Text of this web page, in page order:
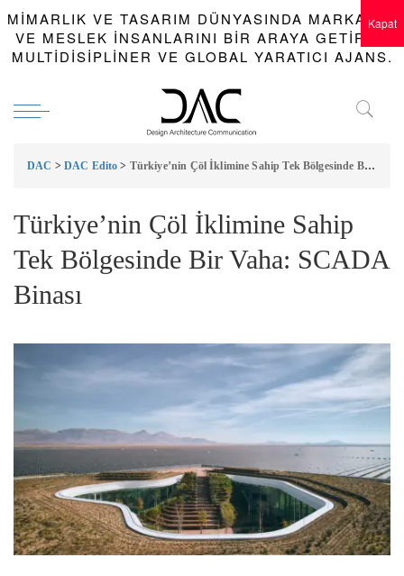
MIMARLIK VE TASARIM DÜNYASINDA MARKALAR
VE MESLEK INSANLARINI BIR ARAYA GETIREN
MULTIDISIPLINER VE GLOBAL YARATICI AJANS.
DAC > DAC Edito > Türkiye’nin Çöl İklimine Sahip Tek Bölgesinde Bir Vaha: SCADA Binası
Türkiye’nin Çöl İklimine Sahip
Tek Bölgesinde Bir Vaha: SCADA
Binası
Kapat